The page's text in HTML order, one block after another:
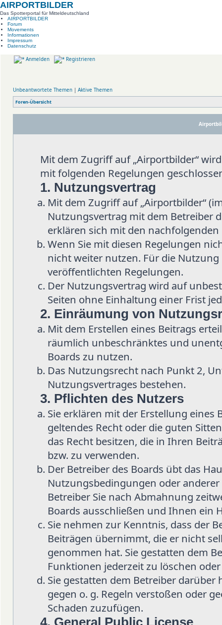
AIRPORTBILDER
Das Spotterportal für Mitteldeutschland
AIRPORTBILDER
Forum
Movements
Informationen
Impressum
Datenschutz
Anmelden Registrieren
Unbeantwortete Themen | Aktive Themen
Foren-Übersicht
Mit dem Zugriff auf „Airportbilder“
mit folgenden Regelungen
1. Nutzungsvertrag
Mit dem Zugriff auf „Airportbilder“
Nutzungsvertrag mit dem Betreiber
erklären sich mit den
Wenn Sie mit diesen Regelungen
nicht weiter nutzen. Für die Nutzung
veröffentlichten Regelungen.
Der Nutzungsvertrag wird auf
Seiten ohne Einhaltung einer Frist
2. Einräumung von
Mit dem Erstellen eines Beitrags
räumlich unbeschränktes und
Boards zu nutzen.
Das Nutzungsrecht nach Punkt 2,
Nutzungsvertrages bestehen.
3. Pflichten des Nutzers
Sie erklären mit der Erstellung eines
geltendes Recht oder die guten
das Recht besitzen, die in Ihren
bzw. zu verwenden.
Der Betreiber des Boards übt das
Nutzungsbedingungen oder
Betreiber Sie nach Abmahnung
Boards ausschließen und Ihnen ein
Sie nehmen zur Kenntnis, dass der
Beiträgen übernimmt, die er nicht
genommen hat. Sie gestatten dem
Funktionen jederzeit zu löschen
Sie gestatten dem Betreiber
gegen o. g. Regeln verstoßen oder
Schaden zuzufügen.
4. General Public License